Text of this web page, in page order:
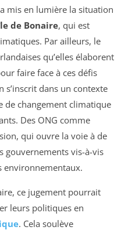
mis en lumière la situation
de Bonaire, qui est
Par ailleurs, le
qu’elles élaborent
faire face à ces défis
s’inscrit dans un contexte
de changement climatique
Des ONG comme
qui ouvre la voie à de
gouvernements vis-à-vis
environnementaux.
ce jugement pourrait
leurs politiques en
. Cela soulève